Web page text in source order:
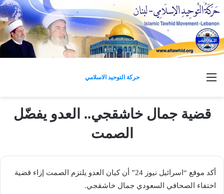
حركة التوحيد الاسلامي
قضية جمال خاشقجي.. العدو يفضّل
الصمت
أكد موقع “اسرائيل نيوز 24” أن كيان العدو يلتزم الصمت إزاء قضية
اختفاء الصحافي السعودي جمال خاشقجي.